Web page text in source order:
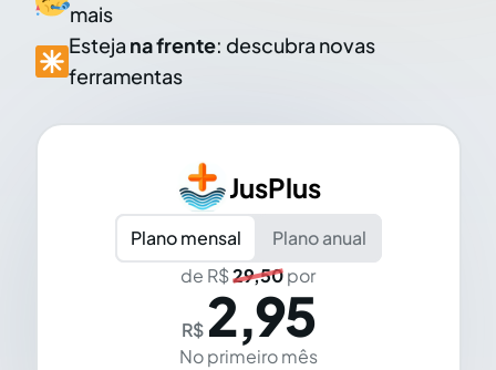
mais
Esteja na frente: descubra novas
ferramentas
JusPlus
Plano mensal
Plano anual
de R$29,50por
R$ 2,95
No primeiro mês